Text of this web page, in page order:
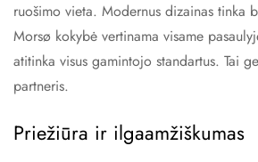
ruošimo vieta. Modernus dizainas tinka
Morsø kokybė vertinama visame
atitinka visus gamintojo standartus. Tai
partneris.
Priežiūra ir ilgaamžiškumas